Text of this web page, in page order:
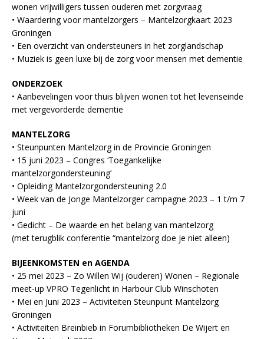
wonen vrijwilligers tussen ouderen met zorgvraag
• Waardering voor mantelzorgers – Mantelzorgkaart 2023
Groningen
• Een overzicht van ondersteuners in het zorglandschap
• Muziek is geen luxe bij de zorg voor mensen met dementie
ONDERZOEK
• Aanbevelingen voor thuis blijven wonen tot het levenseinde
met vergevorderde dementie
MANTELZORG
• Steunpunten Mantelzorg in de Provincie Groningen
• 15 juni 2023 – Congres ‘Toegankelijke
mantelzorgondersteuning’
• Opleiding Mantelzorgondersteuning 2.0
• Week van de Jonge Mantelzorger campagne 2023 – 1 t/m 7
juni
• Gedicht – De waarde en het belang van mantelzorg
(met terugblik conferentie “mantelzorg doe je niet alleen)
BIJEENKOMSTEN en AGENDA
• 25 mei 2023 – Zo Willen Wij (ouderen) Wonen – Regionale
meet-up VPRO Tegenlicht in Harbour Club Winschoten
• Mei en Juni 2023 – Activiteiten Steunpunt Mantelzorg
Groningen
• Activiteiten Breinbieb in Forumbibliotheken De Wijert en